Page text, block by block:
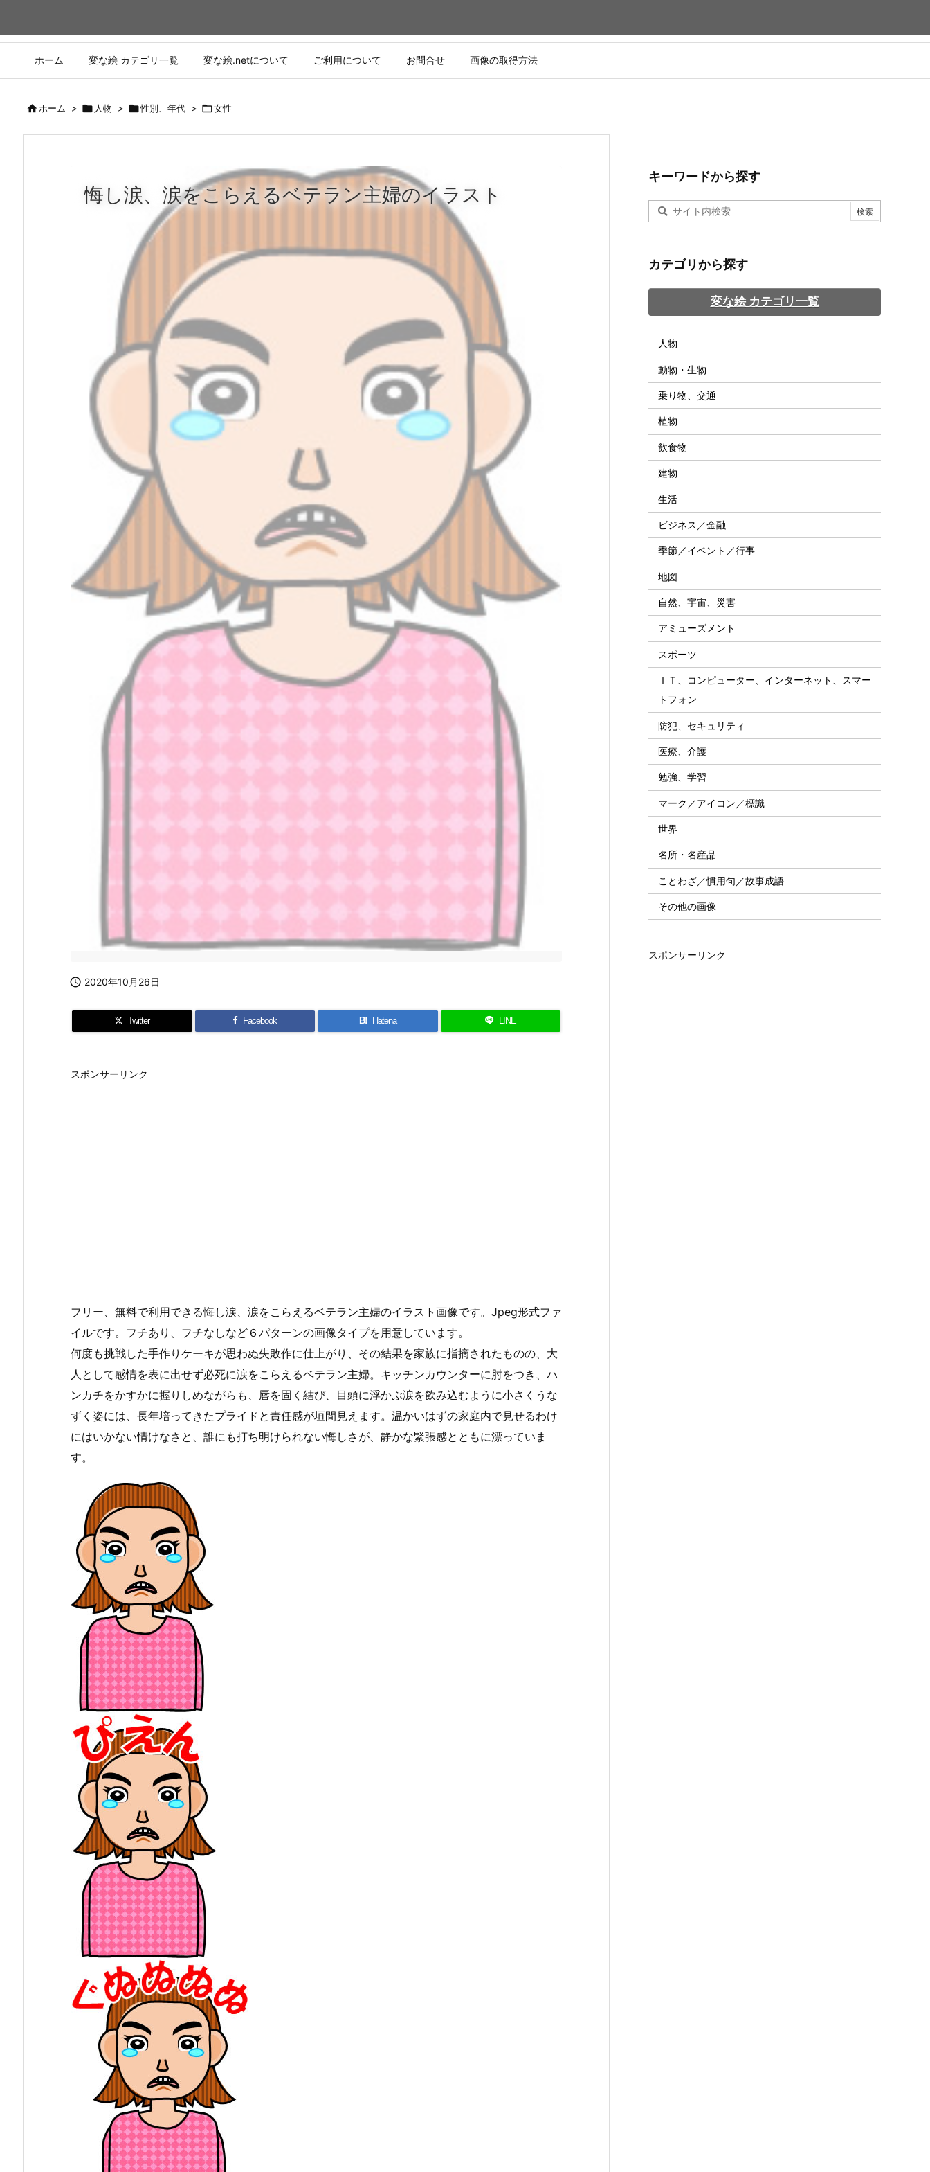
ホーム 変な絵 カテゴリ一覧 変な絵.netについて ご利用について お問合せ 画像の取得方法
ホーム >  人物 > 性別、年代 > 女性
悔し涙、涙をこらえるベテラン主婦のイラスト
 2020年10月26日
Twitter Facebook B! Hatena LINE
スポンサーリンク
フリー、無料で利用できる悔し涙、涙をこらえるベテラン主婦のイラスト画像です。Jpeg形式ファ
イルです。フチあり、フチなしなど６パターンの画像タイプを用意しています。
何度も挑戦した手作りケーキが思わぬ失敗作に仕上がり、その結果を家族に指摘されたものの、大
人として感情を表に出せず必死に涙をこらえるベテラン主婦。キッチンカウンターに肘をつき、ハ
ンカチをかすかに握りしめながらも、唇を固く結び、目頭に浮かぶ涙を飲み込むように小さくうな
ずく姿には、長年培ってきたプライドと責任感が垣間見えます。温かいはずの家庭内で見せるわけ
にはいかない情けなさと、誰にも打ち明けられない悔しさが、静かな緊張感とともに漂っていま
す。
キーワードから探す
カテゴリから探す
変な絵 カテゴリ一覧
人物
動物・生物
乗り物、交通
植物
飲食物
建物
生活
ビジネス／金融
季節／イベント／行事
地図
自然、宇宙、災害
アミューズメント
スポーツ
ＩＴ、コンピューター、インターネット、スマー
トフォン
防犯、セキュリティ
医療、介護
勉強、学習
マーク／アイコン／標識
世界
名所・名産品
ことわざ／慣用句／故事成語
その他の画像
スポンサーリンク